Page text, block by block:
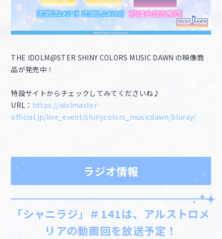
THE IDOLM@STER SHINY COLORS MUSIC DAWN の映像商
品が発売中！
特設サイトからチェックしてみてくださいね♪
URL： https://idolmaster-
official.jp/live_event/shinycolors_musicdawn/bluray/
ラジオ情報
「シャニラジ」＃141は、アルストロメ
リアの動画回を放送予定！